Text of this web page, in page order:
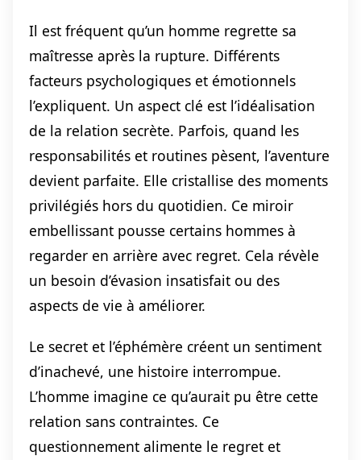
Il est fréquent qu’un homme regrette sa
maîtresse après la rupture. Différents
facteurs psychologiques et émotionnels
l’expliquent. Un aspect clé est l’idéalisation
de la relation secrète. Parfois, quand les
responsabilités et routines pèsent, l’aventure
devient parfaite. Elle cristallise des moments
privilégiés hors du quotidien. Ce miroir
embellissant pousse certains hommes à
regarder en arrière avec regret. Cela révèle
un besoin d’évasion insatisfait ou des
aspects de vie à améliorer.
Le secret et l’éphémère créent un sentiment
d’inachevé, une histoire interrompue.
L’homme imagine ce qu’aurait pu être cette
relation sans contraintes. Ce
questionnement alimente le regret et